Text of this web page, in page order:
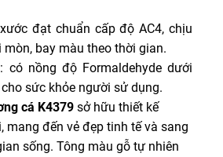
đạt chuẩn cấp độ AC4, chịu
bay màu theo thời gian.
có nồng độ Formaldehyde dưới
sức khỏe người sử dụng.
cá K4379 sở hữu thiết kế
mang đến vẻ đẹp tinh tế và sang
sống. Tông màu gỗ tự nhiên